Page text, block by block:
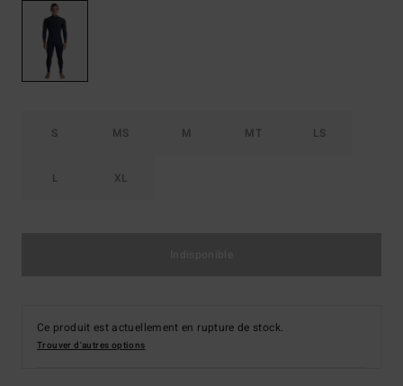
S MS M MT LS
L XL
Ce produit est actuellement en rupture de stock.
Trouver d'autres options